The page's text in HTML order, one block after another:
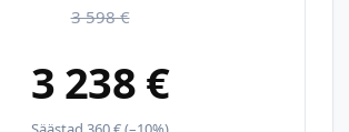
3 598 €
3 238 €